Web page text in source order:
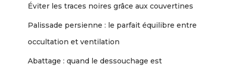
Éviter les traces noires grâce aux couvertines
Palissade persienne : le parfait équilibre entre
occultation et ventilation
Abattage : quand le dessouchage est